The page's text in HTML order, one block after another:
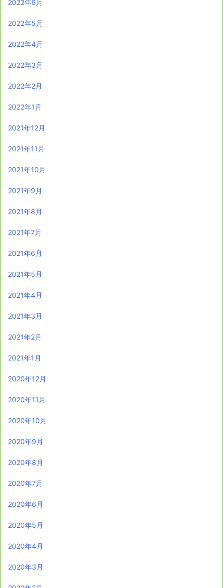
2022年6月
2022年5月
2022年4月
2022年3月
2022年2月
2022年1月
2021年12月
2021年11月
2021年10月
2021年9月
2021年8月
2021年7月
2021年6月
2021年5月
2021年4月
2021年3月
2021年2月
2021年1月
2020年12月
2020年11月
2020年10月
2020年9月
2020年8月
2020年7月
2020年6月
2020年5月
2020年4月
2020年3月